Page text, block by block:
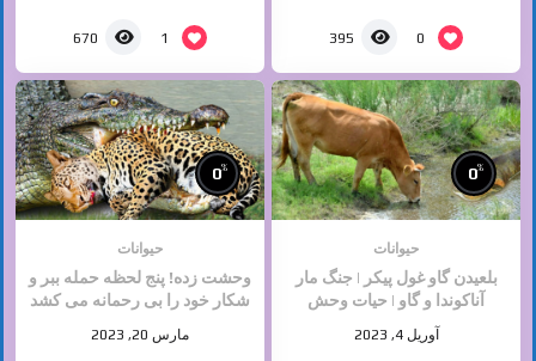
0
395
1
670
0%
حیوانات
بلعیدن گاو غول پیکر | جنگ مار
آناکوندا و گاو | حیات وحش
حیوانات | جنگ حیوانات
آوریل 4, 2023
0%
حیوانات
وحشت زده! پنج لحظه حمله ببر و
شکار خود را بی رحمانه می کشد
| حیوانات وحشی
مارس 20, 2023